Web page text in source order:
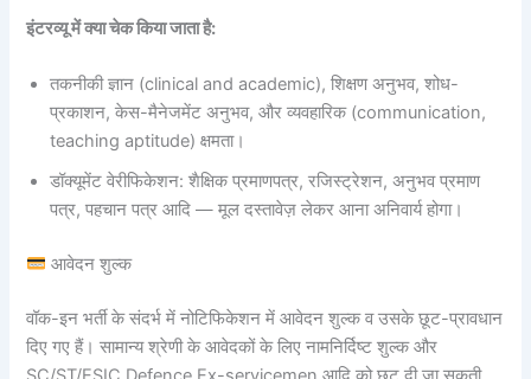
इंटरव्यू में क्या चेक किया जाता है:
तकनीकी ज्ञान (clinical and academic), शिक्षण अनुभव, शोध-
प्रकाशन, केस-मैनेजमेंट अनुभव, और व्यवहारिक (communication,
teaching aptitude) क्षमता।
डॉक्यूमेंट वेरीफिकेशन: शैक्षिक प्रमाणपत्र, रजिस्ट्रेशन, अनुभव प्रमाण
पत्र, पहचान पत्र आदि — मूल दस्तावेज़ लेकर आना अनिवार्य होगा।
आवेदन शुल्क
वॉक-इन भर्ती के संदर्भ में नोटिफिकेशन में आवेदन शुल्क व उसके छूट-प्रावधान
दिए गए हैं। सामान्य श्रेणी के आवेदकों के लिए नामनिर्दिष्ट शुल्क और